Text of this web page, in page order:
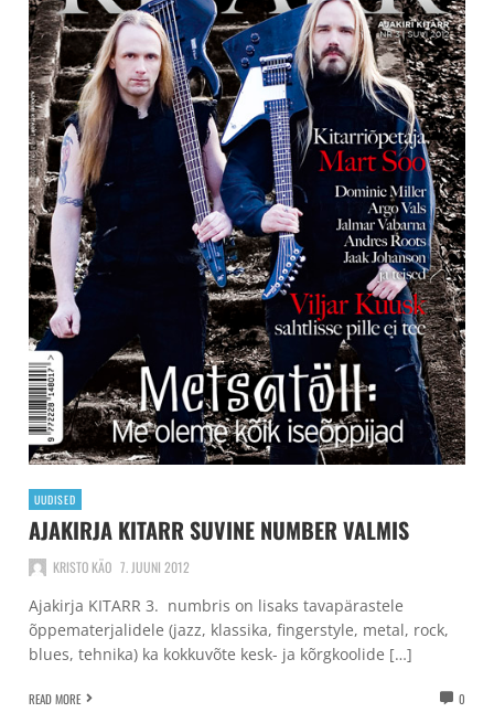
UUDISED
AJAKIRJA KITARR SUVINE NUMBER VALMIS
KRISTO KÄO 7. JUUNI 2012
Ajakirja KITARR 3. numbris on lisaks tavapärastele
õppematerjalidele (jazz, klassika, fingerstyle, metal, rock,
blues, tehnika) ka kokkuvõte kesk- ja kõrgkoolide […]
READ MORE 0